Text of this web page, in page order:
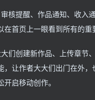
核提醒、作品通知、收入
首页上一眼看到所有的重
们创建新作品、上传章节、
，让作者大大们出门在外，
启移动创作。